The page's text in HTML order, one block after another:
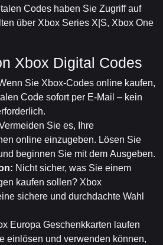
Codes haben Sie Zugriff auf
über Xbox Series X|S, Xbox One
Xbox Digital Codes
Sie Xbox-Codes online kaufen,
Code sofort per E-Mail – kein
Sie es, Ihre
online einzugeben. Lösen Sie
beginnen Sie mit dem Ausgeben.
Nicht sicher, was Sie einem
kaufen sollen? Xbox
sichere und durchdachte Wahl
Europa Geschenkkarten laufen
einlösen und verwenden können,